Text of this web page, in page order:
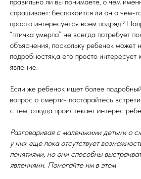
спрашивает: беспокоится ли он о чем-
просто интересуется всем подряд?
“птичка умерла” не всегда потребует
объяснения, поскольку ребенок может
подробностях,а его просто интересует
явление.
Если же ребенок ищет более
вопрос о смерти- постарайтесь
с тем, откуда проистекает интерес
Разговаривая с маленькими детьми о
у них еще пока отсутствует
понятиями, но они способны
явлениями. Помогайте им в этом